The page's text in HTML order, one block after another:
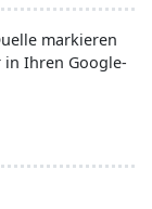
markieren
Ihren Google-